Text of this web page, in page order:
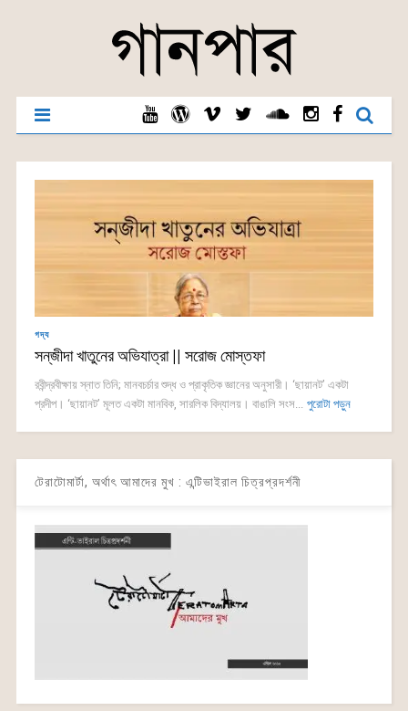
গদ্য
সন্‌জীদা খাতুনের অভিযাত্রা || সরোজ মোস্তফা
রবীন্দ্রবীক্ষায় স্নাত তিনি; মানবচর্চার শুদ্ধ ও প্রাকৃতিক জ্ঞানের অনুসারী। ‘ছায়ানট’ একটা
প্রদীপ। ‘ছায়ানট’ মূলত একটা মানবিক, সারলিক বিদ্যালয়। বাঙালি সংস... পুরোটা পড়ুন
টেরাটোমার্টা, অর্থাৎ আমাদের মুখ : এন্টিভাইরাল চিত্রপ্রদর্শনী